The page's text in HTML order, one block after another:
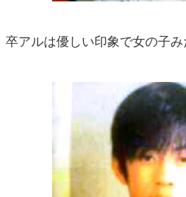
卒アルは優しい印象で女の子み